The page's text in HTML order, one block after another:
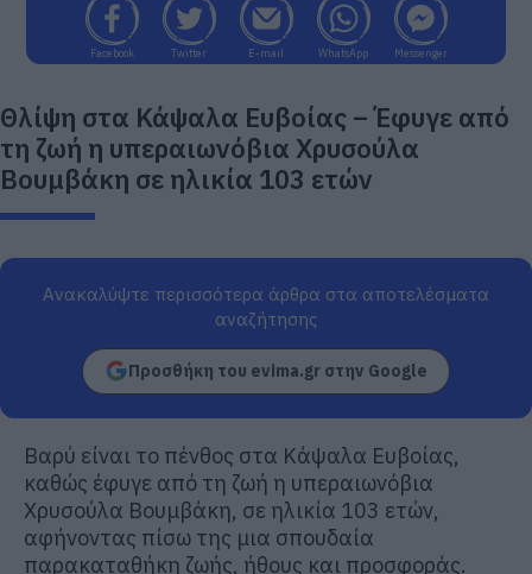
Facebook Twitter E-mail WhatsApp Messenger
Θλίψη στα Κάψαλα Ευβοίας – Έφυγε από
τη ζωή η υπεραιωνόβια Χρυσούλα
Βουμβάκη σε ηλικία 103 ετών
Ανακαλύψτε περισσότερα άρθρα στα αποτελέσματα
αναζήτησης
Προσθήκη του evima.gr στην Google
Βαρύ είναι το πένθος στα Κάψαλα Ευβοίας,
καθώς έφυγε από τη ζωή η υπεραιωνόβια
Χρυσούλα Βουμβάκη, σε ηλικία 103 ετών,
αφήνοντας πίσω της μια σπουδαία
παρακαταθήκη ζωής, ήθους και προσφοράς.